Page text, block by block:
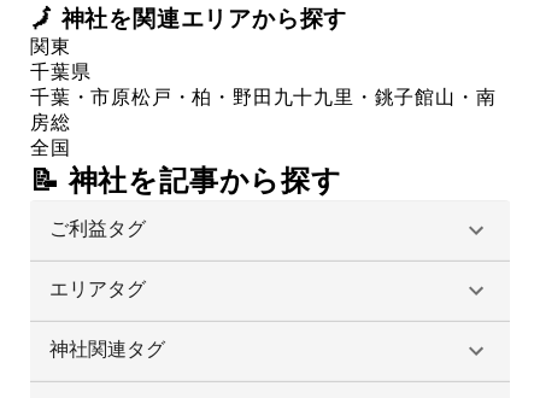
🗾神社を関連エリアから探す
関東
千葉県
千葉・市原松戸・柏・野田 九十九里・銚子館山・南
房総
全国
📝 神社を記事から探す
ご利益タグ
エリアタグ
神社関連タグ